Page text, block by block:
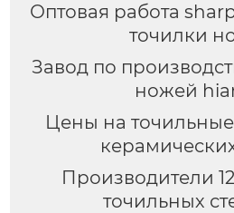
Оптовая работа
точилки
Завод по
ножей
Цены на
Производители
точильных